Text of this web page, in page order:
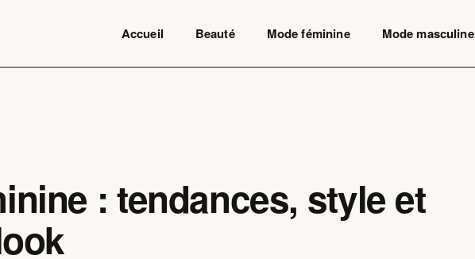
Accueil Beauté Mode féminine Mode masculine
: tendances, style et